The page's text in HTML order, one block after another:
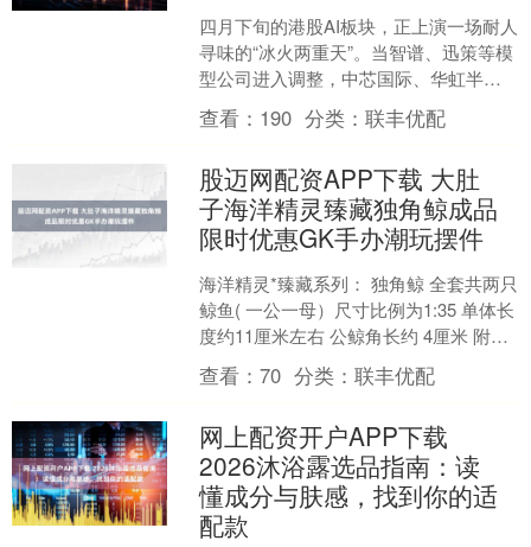
四月下旬的港股AI板块，正上演一场耐人
寻味的“冰火两重天”。当智谱、迅策等模
型公司进入调整，中芯国际、华虹半导
体、澜起科技等国产芯片标的却逆势走
强——华虹半导体....
查看： 190 分类：联丰优配
股迈网配资APP下载 大肚
子海洋精灵臻藏独角鲸成品
限时优惠GK手办潮玩摆件
海洋精灵*臻藏系列： 独角鲸 全套共两只
鲸鱼( 一公一母）尺寸比例为1:35 单体长
度约11厘米左右 公鲸角长约 4厘米 附带
全透场景底座 作品组合后总高度约1....
查看：70 分类：联丰优配
网上配资开户APP下载
2026沐浴露选品指南：读
懂成分与肤感，找到你的适
配款